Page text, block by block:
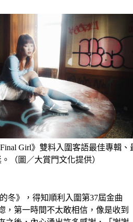
Girl》雙料入圍客語最佳專輯、
（圖／大賞門文化提供）
冬》，得知順利入圍第37屆金曲
，第一時間不太敢相信，像是收到